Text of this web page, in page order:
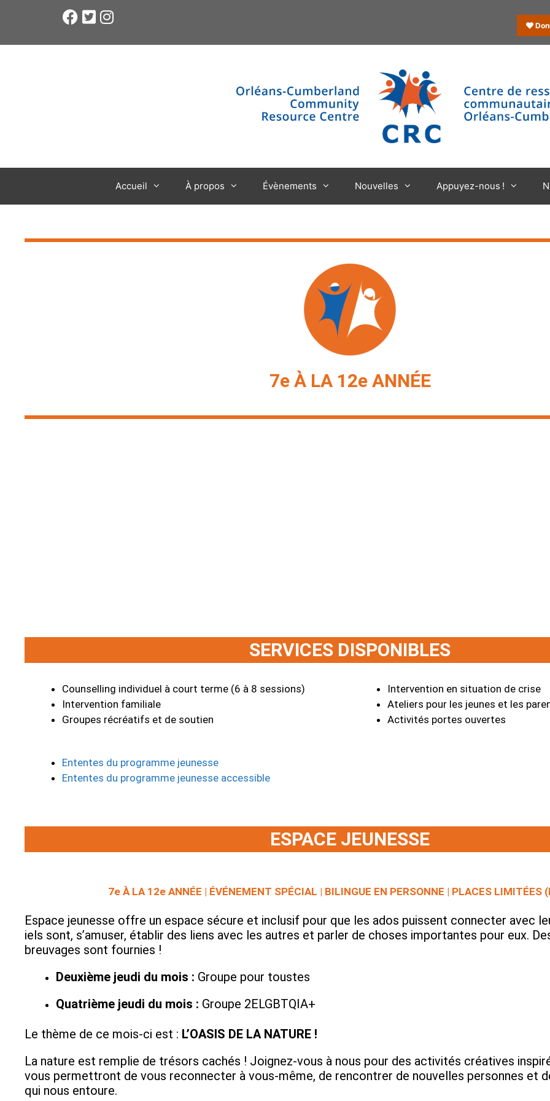
Accueil À propos Évènements Nouvelles Appuyez-nous !
7e À LA 12e ANNÉE
SERVICES DISPONIBLES
Counselling individuel à court terme (6 à 8 sessions)
Intervention familiale
Groupes récréatifs et de soutien
Intervention en situation de crise
Ateliers pour les jeunes et les
Activités portes ouvertes
Ententes du programme jeunesse
Ententes du programme jeunesse accessible
ESPACE JEUNESSE
7e À LA 12e ANNÉE | ÉVÉNEMENT SPÉCIAL | BILINGUE EN PERSONNE | PLACES LIMITÉES
Espace jeunesse offre un espace sécure et inclusif pour que les ados puissent connecter avec
iels sont, s’amuser, établir des liens avec les autres et parler de choses importantes pour eux.
breuvages sont fournies !
Deuxième jeudi du mois : Groupe pour toustes
Quatrième jeudi du mois : Groupe 2ELGBTQIA+
Le thème de ce mois-ci est : L’OASIS DE LA NATURE !
La nature est remplie de trésors cachés ! Joignez-vous à nous pour des activités créatives
vous permettront de vous reconnecter à vous-même, de rencontrer de nouvelles personnes et
qui nous entoure.